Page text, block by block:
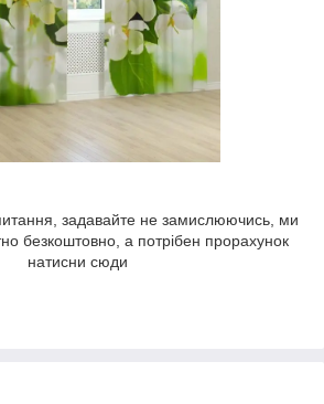
задавайте не замислюючись, ми
безкоштовно, а потрібен прорахунок
натисни сюди